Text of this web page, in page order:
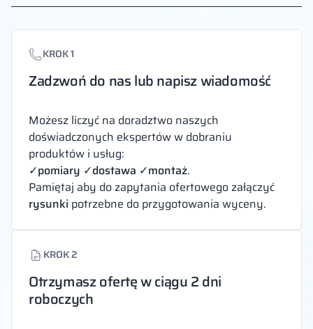
KROK 1
Zadzwoń do nas lub napisz wiadomość
Możesz liczyć na doradztwo naszych
doświadczonych ekspertów w dobraniu
produktów i usług:
✓pomiary ✓dostawa ✓montaż.
Pamiętaj aby do zapytania ofertowego załączyć
rysunki potrzebne do przygotowania wyceny.
KROK 2
Otrzymasz ofertę w ciągu 2 dni
roboczych